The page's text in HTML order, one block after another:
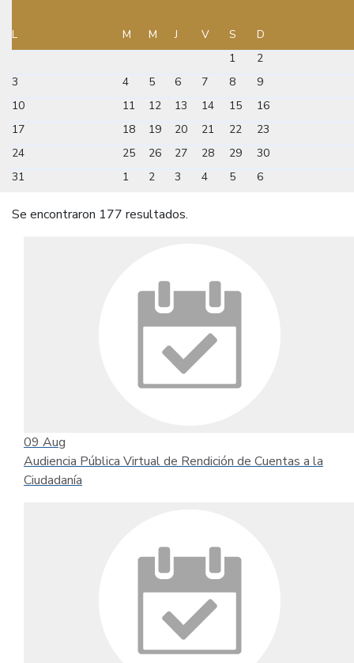
L M M J V S
D
1
2
3
4 5 6 7 8
9
10
11 12 13 14 15
16
17
18 19 20 21 22
23
24
25 26 27 28 29
30
31
1 2 3 4 5 6
Se encontraron 177 resultados.
09 Aug
Audiencia Pública Virtual de Rendición de Cuentas a la
Ciudadanía